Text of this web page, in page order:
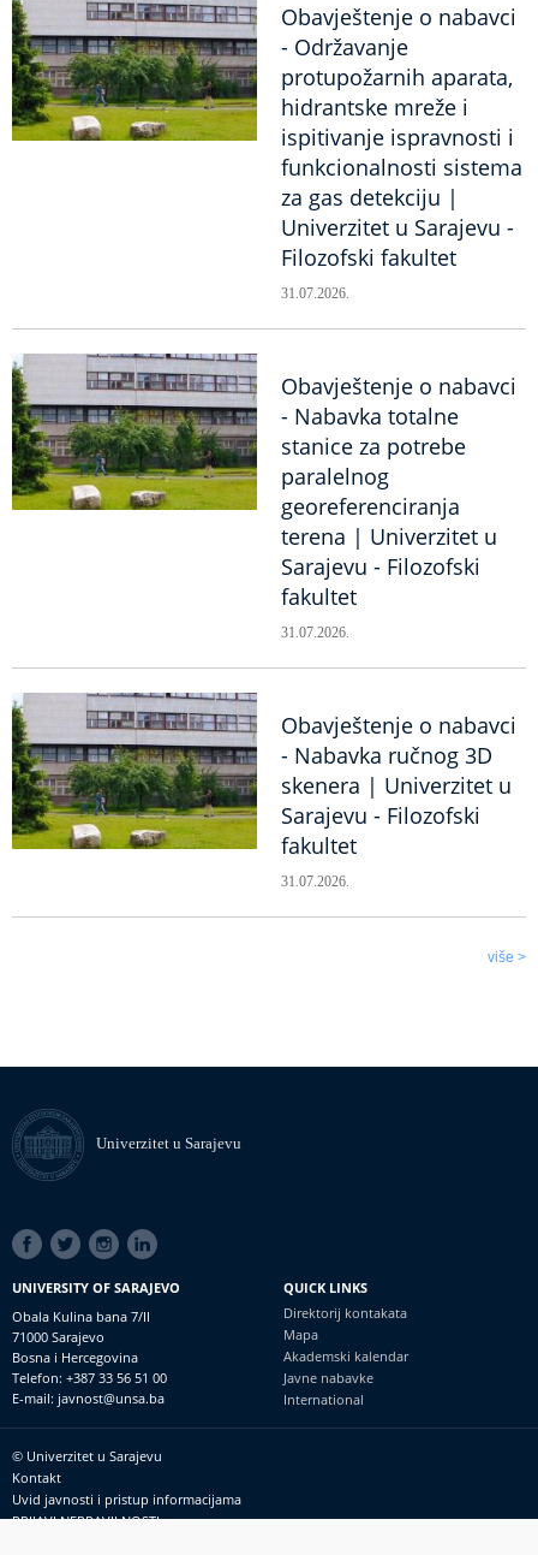
Obavještenje o nabavci
- Održavanje
protupožarnih aparata,
hidrantske mreže i
ispitivanje ispravnosti i
funkcionalnosti sistema
za gas detekciju |
Univerzitet u Sarajevu -
Filozofski fakultet
31.07.2026.
Obavještenje o nabavci
- Nabavka totalne
stanice za potrebe
paralelnog
georeferenciranja
terena | Univerzitet u
Sarajevu - Filozofski
fakultet
31.07.2026.
Obavještenje o nabavci
- Nabavka ručnog 3D
skenera | Univerzitet u
Sarajevu - Filozofski
fakultet
31.07.2026.
više >
Univerzitet u Sarajevu
SOCIAL
LINKS
UNIVERSITY OF SARAJEVO
Obala Kulina bana 7/II
71000 Sarajevo
Bosna i Hercegovina
Telefon: +387 33 56 51 00
E-mail: javnost@unsa.ba
QUICK LINKS
Direktorij kontakata
Mapa
Akademski kalendar
Javne nabavke
International
Footer
meni
© Univerzitet u Sarajevu
Kontakt
Uvid javnosti i pristup informacijama
PRIJAVI NEPRAVILNOSTI